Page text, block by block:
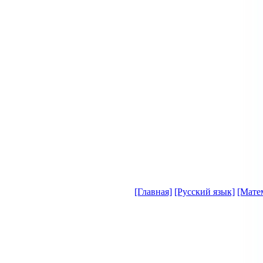
[Главная] [Русский язык]